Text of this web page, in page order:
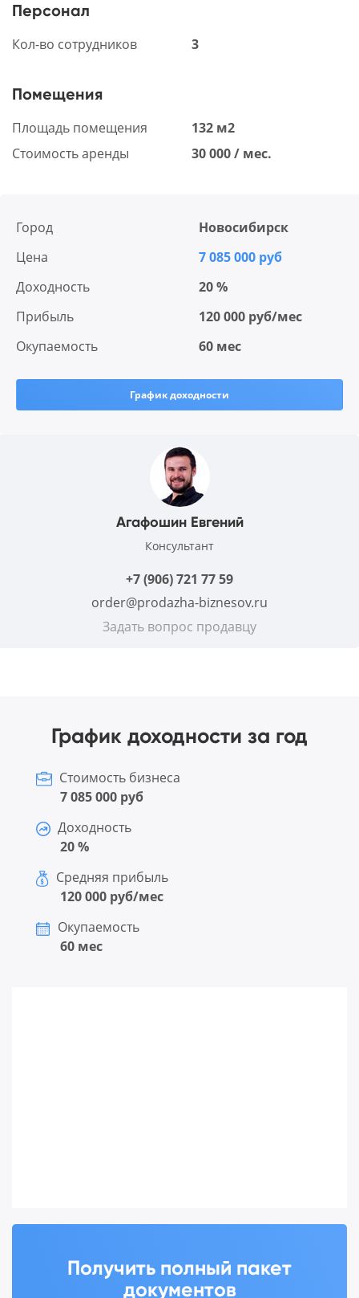
Персонал
Кол-во сотрудников 3
Помещения
Площадь помещения
132 м2
Стоимость аренды
30 000 / мес.
Город
Новосибирск
Цена
7 085 000 руб
Доходность
20 %
Прибыль
120 000 руб/мес
Окупаемость
60 мес
График доходности
Агафошин Евгений
Консультант
+7 (906) 721 77 59
order@prodazha-biznesov.ru
Задать вопрос продавцу
График доходности за год
Стоимость бизнеса
7 085 000 руб
Доходность
20 %
Средняя прибыль
120 000 руб/мес
Окупаемость
60 мес
Получить полный пакет
документов